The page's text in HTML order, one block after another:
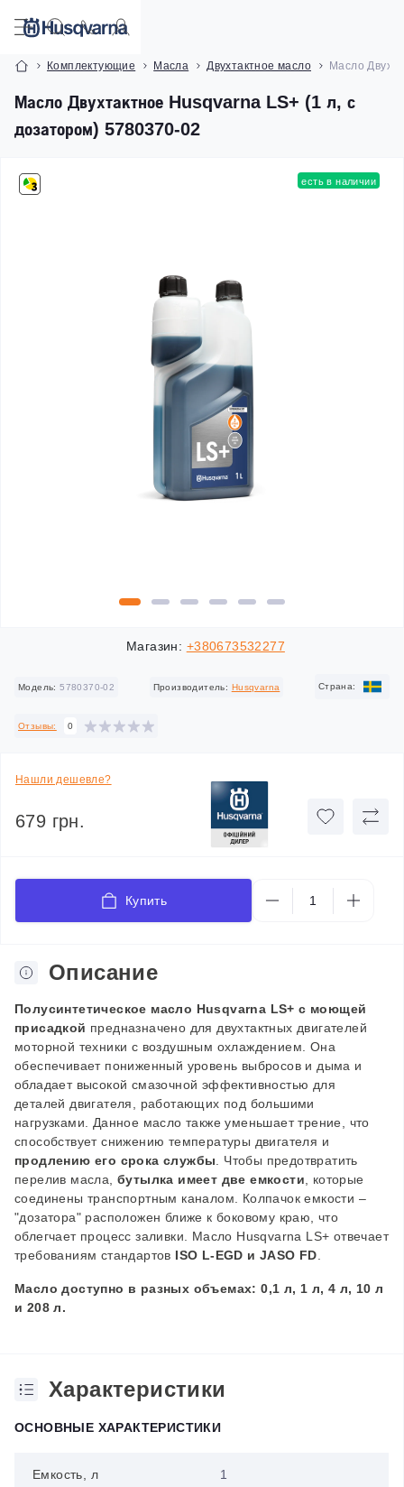
Комплектующие Масла Двухтактное масло Масло
Масло Двухтактное Husqvarna LS+ (1 л, с
дозатором) 5780370-02
есть в наличии
Магазин: +380673532277
Модель: 5780370-02 Производитель: Husqvarna Cтрана:
Отзывы: 0
Нашли дешевле?
679 грн.
Купить
Описание
Полусинтетическое масло Husqvarna LS+ с моющей
присадкой предназначено для двухтактных двигателей
моторной техники с воздушным охлаждением. Она
обеспечивает пониженный уровень выбросов и дыма и
обладает высокой смазочной эффективностью для
деталей двигателя, работающих под большими
нагрузками. Данное масло также уменьшает трение, что
способствует снижению температуры двигателя и
продлению его срока службы . Чтобы предотвратить
перелив масла,бутылка имеет две емкости , которые
соединены транспортным каналом. Колпачок емкости –
"дозатора" расположен ближе к боковому краю, что
облегчает процесс заливки. Масло Husqvarna LS+ отвечает
требованиям стандартов ISO L-EGD и JASO FD
Масло доступно в разных объемах: 0,1 л, 1 л, 4 л, 10 л
и 208 л.
Характеристики
ОСНОВНЫЕ ХАРАКТЕРИСТИКИ
Емкость, л 1